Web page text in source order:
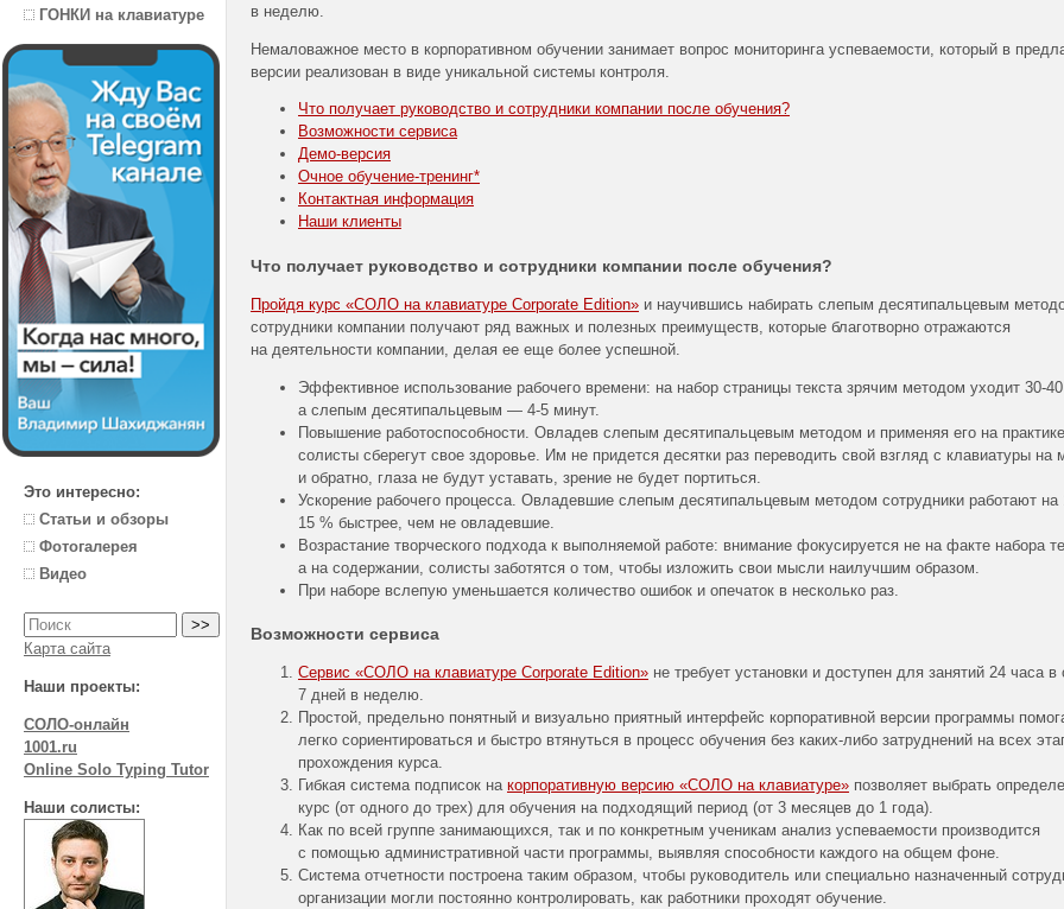
ГОНКИ на клавиатуре
Это интересно:
Статьи и обзоры
Фотогалерея
Видео
Карта сайта
Наши проекты:
СОЛО-онлайн
1001.ru
Online Solo Typing Tutor
Наши солисты:
в неделю.
Немаловажное место в корпоративном обучении занимает вопрос мониторинга успеваемости, который в
версии реализован в виде уникальной системы контроля.
Что получает руководство и сотрудники компании после обучения?
Возможности сервиса
Демо-версия
Очное обучение-тренинг*
Контактная информация
Наши клиенты
Что получает руководство и сотрудники компании после обучения?
Пройдя курс «СОЛО на клавиатуре Corporate Edition» и научившись набирать слепым десятипальцевым
сотрудники компании получают ряд важных и полезных преимуществ, которые благотворно отражаются
на деятельности компании, делая ее еще более успешной.
Эффективное использование рабочего времени: на набор страницы текста зрячим методом уходит 30-40
а слепым десятипальцевым — 4-5 минут.
Повышение работоспособности. Овладев слепым десятипальцевым методом и применяя его на практике,
солисты сберегут свое здоровье. Им не придется десятки раз переводить свой взгляд с клавиатуры на
и обратно, глаза не будут уставать, зрение не будет портиться.
Ускорение рабочего процесса. Овладевшие слепым десятипальцевым методом сотрудники работают
15 % быстрее, чем не овладевшие.
Возрастание творческого подхода к выполняемой работе: внимание фокусируется не на факте набора
а на содержании, солисты заботятся о том, чтобы изложить свои мысли наилучшим образом.
При наборе вслепую уменьшается количество ошибок и опечаток в несколько раз.
Возможности сервиса
Сервис «СОЛО на клавиатуре Corporate Edition» не требует установки и доступен для занятий 24 часа в
7 дней в неделю.
Простой, предельно понятный и визуально приятный интерфейс корпоративной версии программы
легко сориентироваться и быстро втянуться в процесс обучения без каких-либо затруднений на всех
прохождения курса.
Гибкая система подписок на корпоративную версию «СОЛО на клавиатуре» позволяет выбрать
курс (от одного до трех) для обучения на подходящий период (от 3 месяцев до 1 года).
Как по всей группе занимающихся, так и по конкретным ученикам анализ успеваемости производится
с помощью административной части программы, выявляя способности каждого на общем фоне.
Система отчетности построена таким образом, чтобы руководитель или специально назначенный
организации могли постоянно контролировать, как работники проходят обучение.